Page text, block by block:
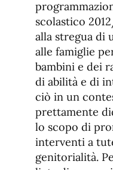
scolastico
alla stregua di
alle famiglie
bambini e dei
di abilità e di
ciò in un
prettamente
lo scopo di
interventi a
genitorialità.